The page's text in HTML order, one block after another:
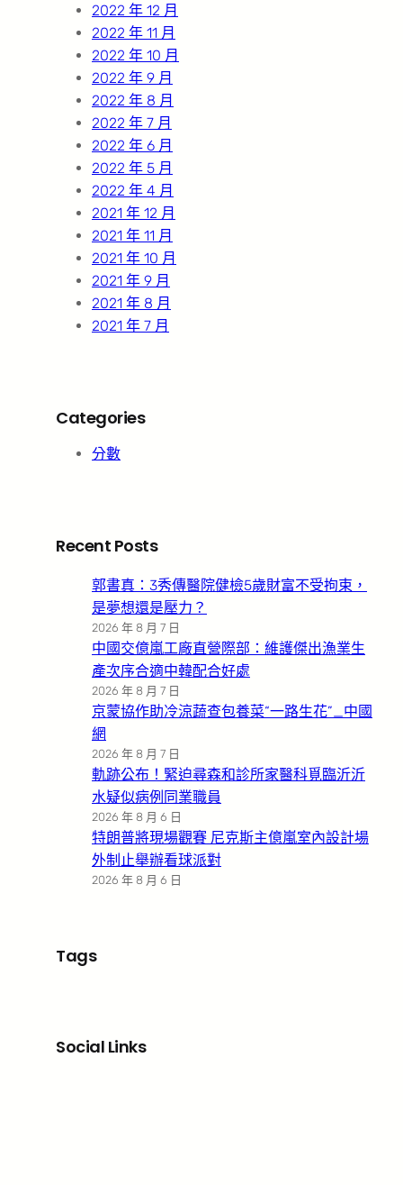
2022 年 12 月
2022 年 11 月
2022 年 10 月
2022 年 9 月
2022 年 8 月
2022 年 7 月
2022 年 6 月
2022 年 5 月
2022 年 4 月
2021 年 12 月
2021 年 11 月
2021 年 10 月
2021 年 9 月
2021 年 8 月
2021 年 7 月
Categories
分數
Recent Posts
郭書真：3秀傳醫院健檢5歲財富不受拘束，
是夢想還是壓力？
2026 年 8 月 7 日
中國交億嵐工廠直營際部：維護傑出漁業生
產次序合適中韓配合好處
2026 年 8 月 7 日
京蒙協作助冷涼蔬查包養菜“一路生花”_中國
網
2026 年 8 月 7 日
軌跡公布！緊迫尋森和診所家醫科覓臨沂沂
水疑似病例同業職員
2026 年 8 月 6 日
特朗普將現場觀賽 尼克斯主億嵐室內設計場
外制止舉辦看球派對
2026 年 8 月 6 日
Tags
Social Links